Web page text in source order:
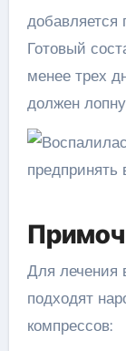
добавляется
Готовый
менее трех
должен
Для лечения
подходят
компрессов: